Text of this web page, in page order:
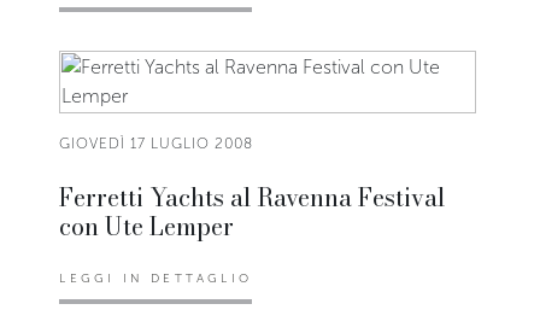
GIOVEDÌ 17 LUGLIO 2008
Ferretti Yachts al Ravenna Festival
con Ute Lemper
LEGGI IN DETTAGLIO